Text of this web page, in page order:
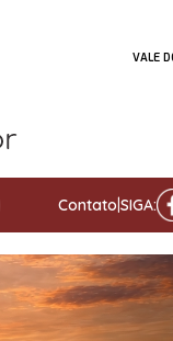
VALE
Contato SIGA: